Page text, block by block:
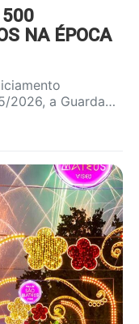
500
NA ÉPOCA
2026, a Guarda…